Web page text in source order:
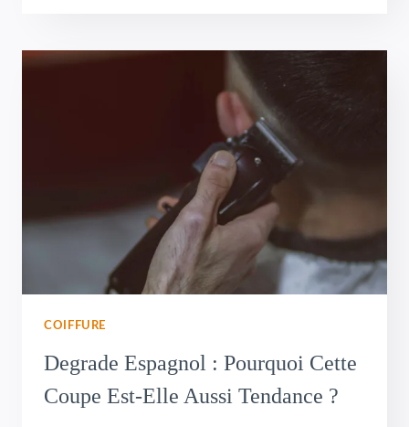
COIFFURE
Degrade Espagnol : Pourquoi Cette
Coupe Est-Elle Aussi Tendance ?